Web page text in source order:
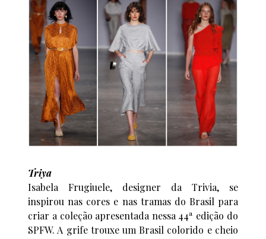
Triya
Isabela Frugiuele, designer da Trivia, se
inspirou nas cores e nas tramas do Brasil para
criar a coleção apresentada nessa 44ª edição do
SPFW. A grife trouxe um Brasil colorido e cheio